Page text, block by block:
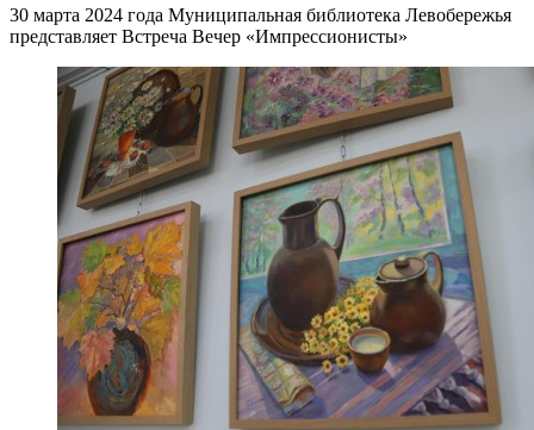
30 марта 2024 года Муниципальная библиотека Левобережья
представляет Встреча Вечер «Импрессионисты»